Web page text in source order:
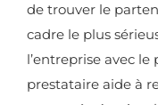
de trouver le
cadre le plus
l’entreprise avec le
prestataire aide à